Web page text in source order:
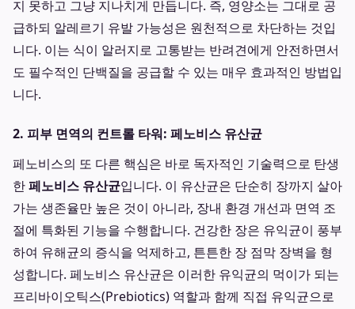
지 못하고 그냥 지나치게 만듭니다. 즉, 영양소는 그대로 공
급하되 알레르기 유발 가능성은 원천적으로 차단하는 것입
니다. 이는 식이 알러지로 고통받는 반려견에게 안전하면서
도 필수적인 단백질을 공급할 수 있는 매우 효과적인 방법입
니다.
2. 피부 면역의 컨트롤 타워: 페노비스 유산균
페노비스의 또 다른 핵심은 바로 독자적인 기술력으로 탄생
한페노비스 유산균입니다. 이 유산균은 단순히 장까지 살아
가는 생존율만 높은 것이 아니라, 장내 환경 개선과 면역 조
절에 특화된 기능을 수행합니다. 건강한 장은 유익균이 풍부
하여 유해균의 증식을 억제하고, 튼튼한 장 점막 장벽을 형
성합니다. 페노비스 유산균은 이러한 유익균의 먹이가 되는
프리바이오틱스(Prebiotics) 역할과 함께 직접 유익균으로